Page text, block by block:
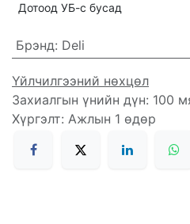
Дотоод УБ-с бусад
Брэнд: Deli
Үйлчилгээний нөхцөл
Захиалгын үнийн дүн: 100
Хүргэлт: Ажлын 1 өдөр